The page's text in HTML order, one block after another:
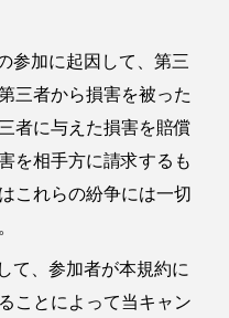
参加に起因して、第三
三者から損害を被った
者に与えた損害を賠償
を相手方に請求するも
これらの紛争には一切
て、参加者が本規約に
ことによって当キャン